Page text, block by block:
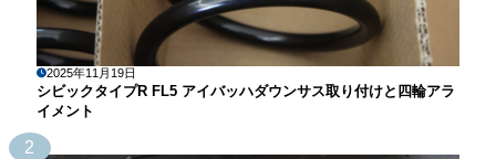
2025年11月19日
シビックタイプR FL5 アイバッハダウンサス取り付けと四輪アラ
イメント
2